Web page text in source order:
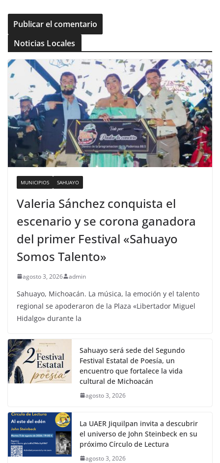
Noticias Locales
MUNICIPIOS SAHUAYO
Valeria Sánchez conquista el
escenario y se corona ganadora
del primer Festival «Sahuayo
Somos Talento»
agosto 3, 2026 admin
Sahuayo, Michoacán. La música, la emoción y el talento
regional se apoderaron de la Plaza «Libertador Miguel
Hidalgo» durante la
Sahuayo será sede del Segundo
Festival Estatal de Poesía, un
encuentro que fortalece la vida
cultural de Michoacán
agosto 3, 2026
La UAER Jiquilpan invita a descubrir
el universo de John Steinbeck en su
próximo Círculo de Lectura
agosto 3, 2026